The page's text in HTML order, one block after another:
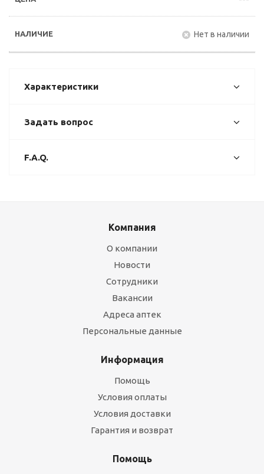
Нет в наличии
Характеристики
Задать вопрос
F.A.Q.
Компания
О компании
Новости
Сотрудники
Вакансии
Адреса аптек
Персональные данные
Информация
Помощь
Условия оплаты
Условия доставки
Гарантия и возврат
Помощь